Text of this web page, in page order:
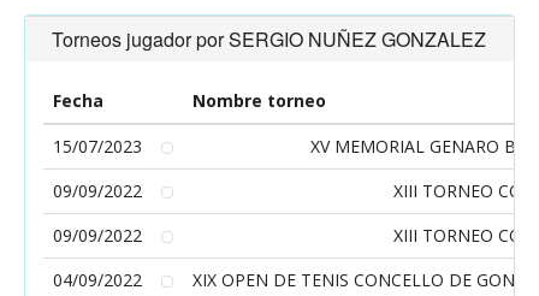
Torneos jugador por SERGIO NUÑEZ GONZALEZ
Fecha
Nombre torneo
15/07/2023
XV MEMORIAL GENARO
09/09/2022
XIII TORNEO
09/09/2022
XIII TORNEO
04/09/2022
XIX OPEN DE TENIS CONCELLO DE